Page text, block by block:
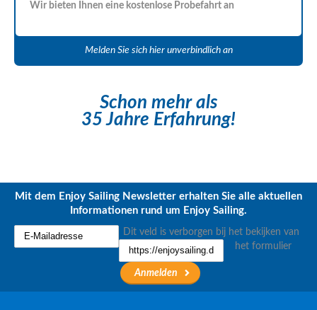
Wir bieten Ihnen eine kostenlose Probefahrt an
Melden Sie sich hier unverbindlich an
Schon mehr als
35 Jahre Erfahrung!
Mit dem Enjoy Sailing Newsletter erhalten Sie alle aktuellen
Informationen rund um Enjoy Sailing.
Dit veld is verborgen bij het bekijken van
het formulier